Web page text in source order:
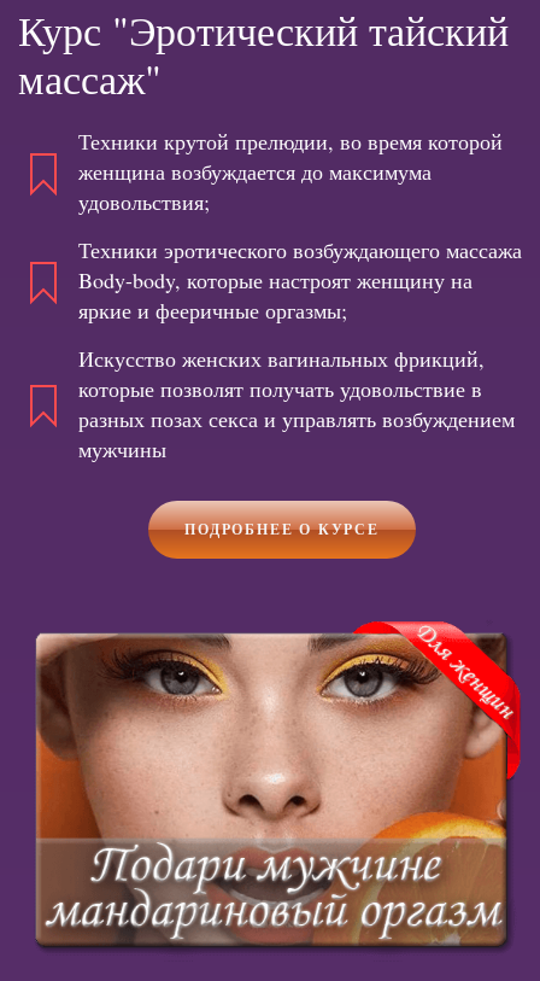
Курс "Эротический тайский
массаж"
Техники крутой прелюдии, во время которой
женщина возбуждается до максимума
удовольствия;
Техники эротического возбуждающего массажа
Body-body, которые настроят женщину на
яркие и фееричные оргазмы;
Искусство женских вагинальных фрикций,
которые позволят получать удовольствие в
разных позах секса и управлять возбуждением
мужчины
ПОДРОБНЕЕ О КУРСЕ